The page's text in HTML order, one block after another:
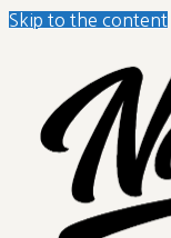
Skip to the content